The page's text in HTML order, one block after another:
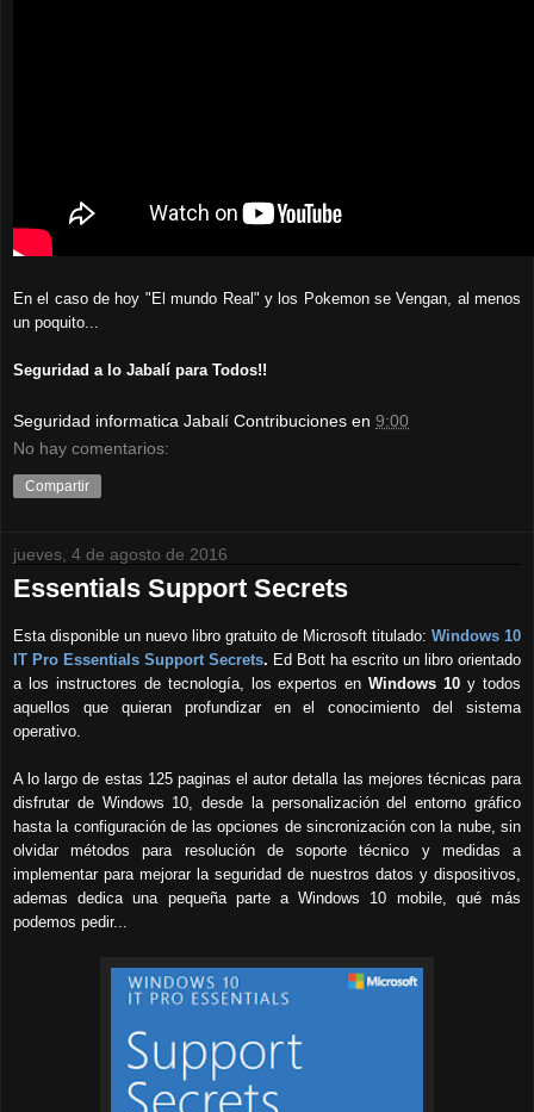
En el caso de hoy "El mundo Real" y los Pokemon se Vengan, al menos
un poquito...
Seguridad a lo Jabalí para Todos!!
Seguridad informatica Jabalí Contribuciones en 9:00
No hay comentarios:
Compartir
jueves, 4 de agosto de 2016
Essentials Support Secrets
Esta disponible un nuevo libro gratuito de Microsoft titulado: Windows 10
IT Pro Essentials Support Secrets. Ed Bott ha escrito un libro orientado
a los instructores de tecnología, los expertos enWindows 10 y todos
aquellos que quieran profundizar en el conocimiento del sistema
operativo.
A lo largo de estas 125 paginas el autor detalla las mejores técnicas para
disfrutar de Windows 10, desde la personalización del entorno gráfico
hasta la configuración de las opciones de sincronización con la nube, sin
olvidar métodos para resolución de soporte técnico y medidas a
implementar para mejorar la seguridad de nuestros datos y dispositivos,
ademas dedica una pequeña parte a Windows 10 mobile, qué más
podemos pedir...